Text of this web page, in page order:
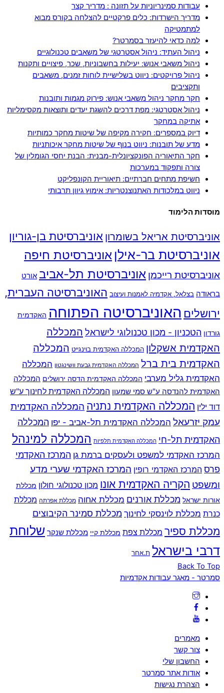
עבודות סמינריוניות על תזונה : מדריך קצר
מדריך הישרדות: כלים פרקטיים להצלחה בקורס מבוא
למתמטיקה
למה כדאי להיעזר בסמרטר?
ניהול העתיד: ניהול אסטרטגי של משאבים טכנולוגיים
ניהול משאבי אנוש: יעילות בחשבוניות, שכר, פיצויים ותקנות
ניהול פרויקטים: ניווט בשלישיית לוחות זמנים, משאבים
ותקציבים
חקר מחקר ניהול משאבי אנוש: פירוק מגמות ותובנות
ניהול אסטרטגי: מפת דרכים להשגת יעדים ותוצאות מקסימליות
אתיקה במחקר
דיוק במספרים: חקירה מקיפה של שיטות מחקר כמותיות
מדע של תובנות: ניווט בנוף של שיטות מחקר איכותניות
חקר התיאוריה הפונקציונלית-מבנית: הבנת יחסי הגומלין של
צורה ותפקוד במערכות
חשיפת מתחים חברתיים: תיאוריית הקונפליקט
ניווט במלכודות האתנוצנטריות: אימוץ גיוון תרבותי
מוסדות הלימוד
אוניברסיטת אריאל בשומרון אוניברסיטת בן-גוריון
אוניברסיטת בר-אילן אוניברסיטת חיפה
אוניברסיטת רייכמן אוניברסיטת תל-אביב אורט
בראודה בצלאל, אקדמיה לאמנות ועיצוב האוניברסיטה העברית,
ירושלים האוניברסיטה הפתוחה האקדמית
גורדון הטכניון - מכון טכנולוגי לישראל המכללה
האקדמית אשקלון המכללה האקדמית בוינגייט המכללה
האקדמית בית ברל המכללה האקדמית גבעת וושינגטון המכללה
האקדמית גליל מערבי המכללה האקדמית הדסה ירושלים המכללה
האקדמית להנדסה ע"ש סמי שמעון המכללה האקדמית לחינוך ע"ש
דוד ילין המכללה האקדמית נתניה המכללה האקדמית
עמק יזרעאל המכללה האקדמית תל-אביב - יפו המכללה
האקדמית תל-חי המכללה האקדמית תלפיות המכללה למינהל
המרכז האקדמי למשפט ולעסקים ברמת גן המרכז האקדמי
פרס המרכז האקדמי רופין המרכז האקדמי שערי מדע
ומשפט הקריה האקדמית אונו מכון טכנולוגי חולון מכללת
אורות ישראל מכללת אורנים מכללת אחוה מכללת אפרתה מכללת
כנרת מכללת לוינסקי לחינוך מכללת סמינר הקיבוצים
מכללת ספיר מכללת צפת מכללת קיי מכללת שנקר שלוחת
דרבי בישראל ת.אחר
Back To Top
סמרטר - מאגר עבודות אקדמיות
מאמרים
צור קשר
החשבון שלי
אודות אתר סמרטר
הצהרת נגישות